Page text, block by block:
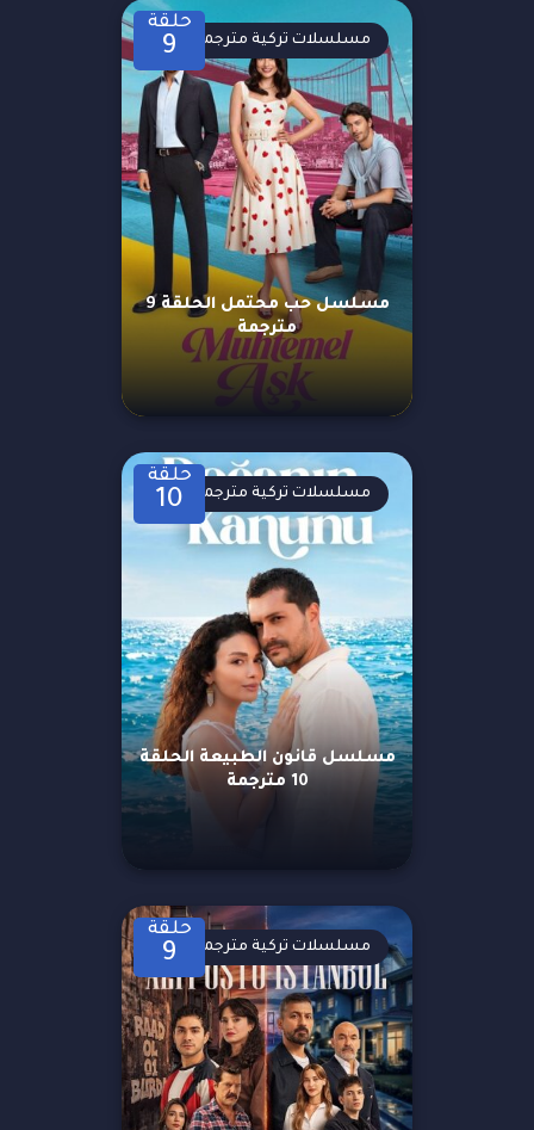
حلقة
9
مسلسل حب محتمل الحلقة 9
مترجمة
مسلسلات تركية مترجمة
حلقة
10
مسلسل قانون الطبيعة الحلقة
10 مترجمة
مسلسلات تركية مترجمة
حلقة
9 مسلسلات تركية مترجمة